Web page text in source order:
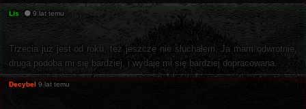
Lis 9 lat temu
Trzecia już jest od roku, też jeszcze nie słuchałem. Ja mam odwrotnie,
druga podoba mi się bardziej, i wydaje mi się bardziej dopracowana.
Decybel 9 lat temu